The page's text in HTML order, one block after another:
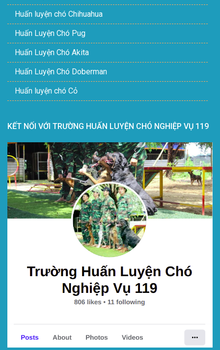
Huấn luyện chó Chihuahua
Huấn Luyện Chó Pug
Huấn Luyện Chó Akita
Huấn Luyện Chó Doberman
Huấn luyện chó Cỏ
KẾT NỐI VỚI TRƯỜNG HUẤN LUYỆN CHÓ NGHIỆP VỤ 119